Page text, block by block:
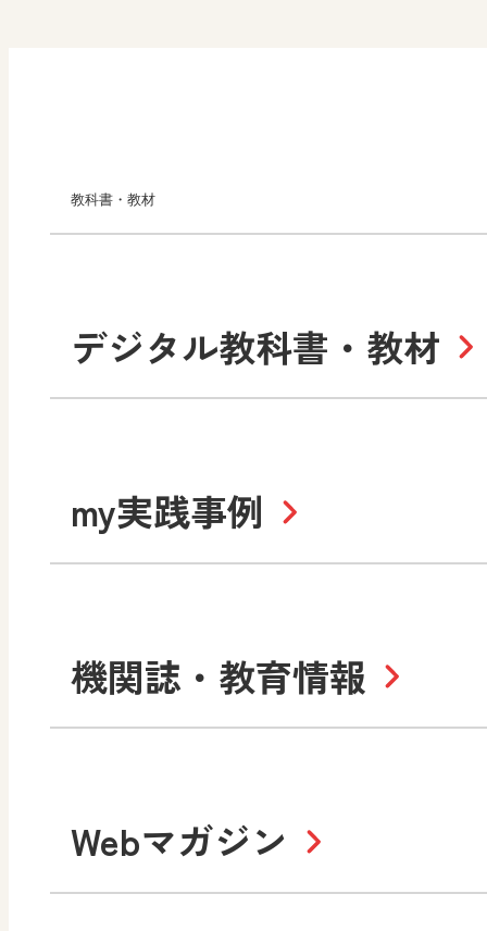
教科書・教材
小学校
社会
算数
中学校
数学
美術
高等学校
美術／工芸
情報
デジタル教科書・教材
令和6年度版小学校・
令和7年度版中学校 デジ
サポートサイト
令和3年度版中学校 デジ
教材サポートサイト
色彩入門
my実践事例
小学校
書写（国語） 社会
生活
機関誌・教育情報
教科全般
教育情報
Webマガジン